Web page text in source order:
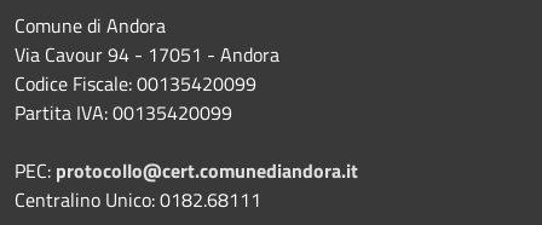
Comune di Andora
Via Cavour 94 - 17051 - Andora
Codice Fiscale: 00135420099
Partita IVA: 00135420099
PEC: protocollo@cert.comunediandora.it
Centralino Unico: 0182.68111